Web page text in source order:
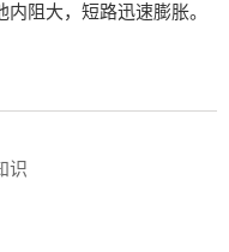
阻大，短路迅速膨胀。
识